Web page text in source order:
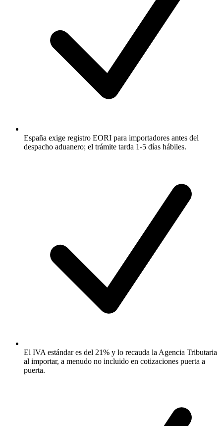
España exige registro EORI para importadores antes del
despacho aduanero; el trámite tarda 1-5 días hábiles.
El IVA estándar es del 21% y lo recauda la Agencia Tributaria
al importar, a menudo no incluido en cotizaciones puerta a
puerta.